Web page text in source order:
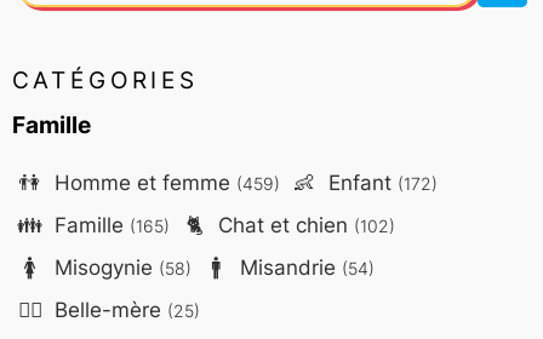
CATÉGORIES
Famille
👫 Homme et femme (459) 👶 Enfant (172)
👪 Famille (165) 🐈 Chat et chien (102)
🚺 Misogynie (58) 🚹 Misandrie (54)
🤷‍♀️ Belle-mère (25)